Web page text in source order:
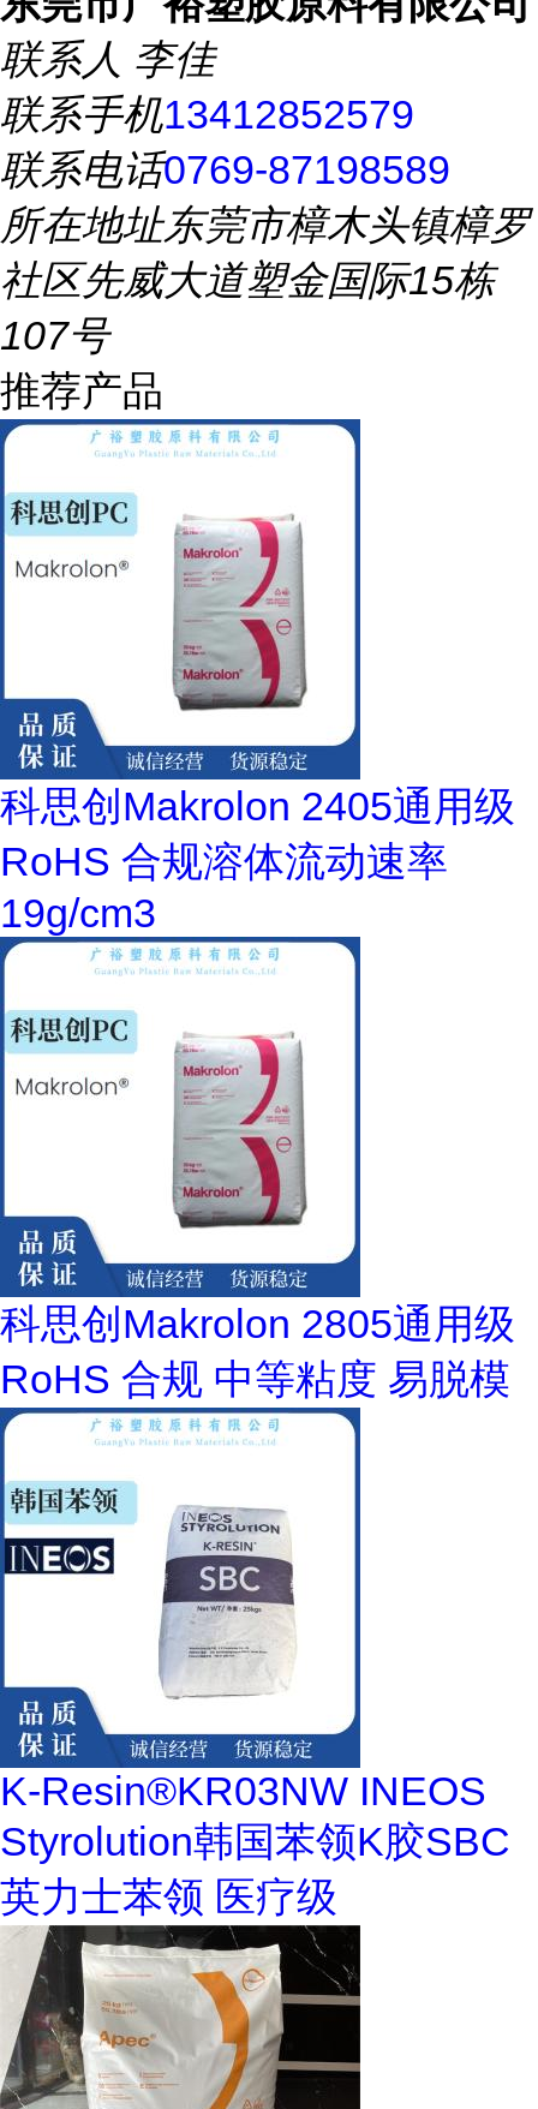
联系人 李佳
联系手机13412852579
联系电话0769-87198589
所在地址东莞市樟木头镇樟罗
社区先威大道塑金国际15栋
107号
推荐产品
科思创Makrolon 2405通用级
RoHS 合规溶体流动速率
19g/cm3
科思创Makrolon 2805通用级
RoHS 合规 中等粘度 易脱模
K-Resin®KR03NW INEOS
Styrolution韩国苯领K胶SBC
英力士苯领 医疗级